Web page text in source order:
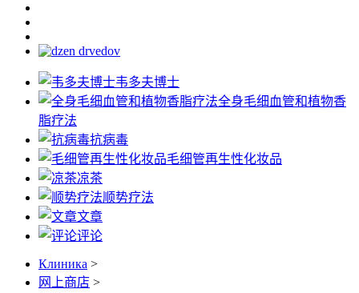
韦多夫博士
全身毛细血管和植物香
脂疗法
抗病毒
毛细管再生性化妆品
凉茶
顺势疗法
文章
评论
Клиника >
网上商店 >